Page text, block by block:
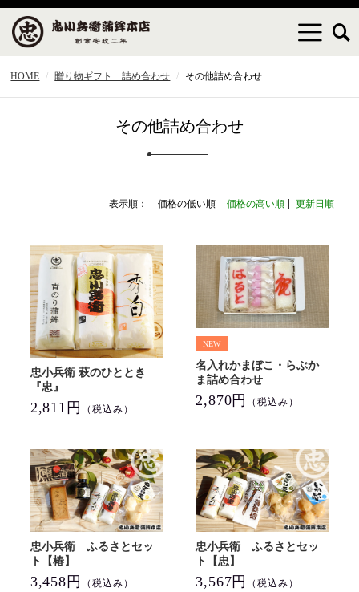
HOME 贈り物ギフト 詰め合わせ その他詰め合わせ
その他詰め合わせ
表示順： 価格の低い順 価格の高い順 更新日順
忠小兵衛 萩のひととき
『忠』
2,811円 （税込み）
名入れかまぼこ・らぶか
ま詰め合わせ
2,870円 （税込み）
忠小兵衛 ふるさとセッ
ト【椿】
3,458円 （税込み）
忠小兵衛 ふるさとセッ
ト【忠】
3,567円 （税込み）